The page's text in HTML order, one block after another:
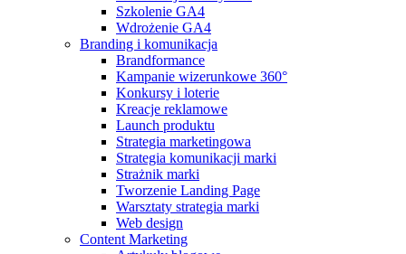
Szkolenie GA4
Wdrożenie GA4
Branding i komunikacja
Brandformance
Kampanie wizerunkowe 360°
Konkursy i loterie
Kreacje reklamowe
Launch produktu
Strategia marketingowa
Strategia komunikacji marki
Strażnik marki
Tworzenie Landing Page
Warsztaty strategia marki
Web design
Content Marketing